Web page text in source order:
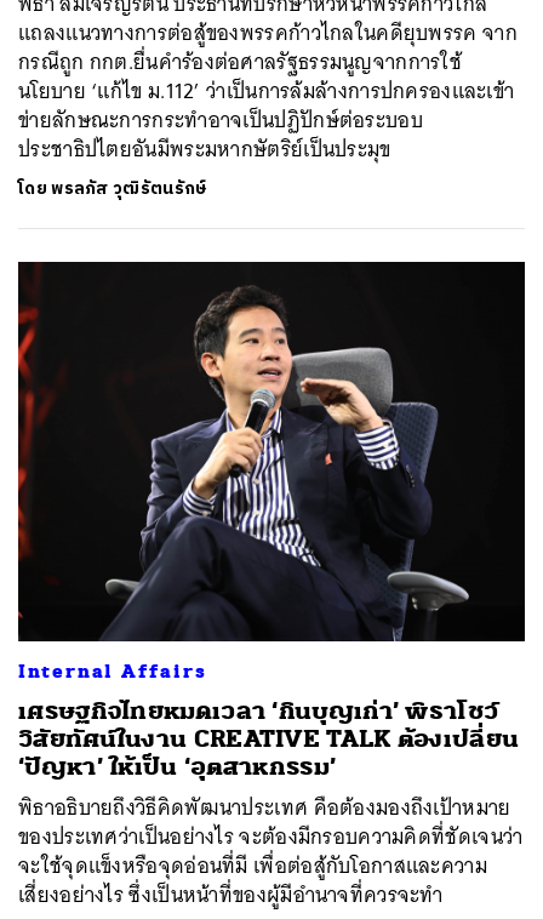
แถลงแนวทางการต่อสู้ของพรรคก้าวไกลในคดียุบพรรค จาก
กรณีถูก กกต.ยื่นคำร้องต่อศาลรัฐธรรมนูญจากการใช้
นโยบาย ‘แก้ไข ม.112’ ว่าเป็นการล้มล้างการปกครองและเข้า
ข่ายลักษณะการกระทำอาจเป็นปฏิปักษ์ต่อระบอบ
ประชาธิปไตยอันมีพระมหากษัตริย์เป็นประมุข
โดยพรลภัส วุฒิรัตนรักษ์
Internal Affairs
เศรษฐกิจไทยหมดเวลา ‘กินบุญเก่า’ พิธาโชว์
วิสัยทัศน์ในงาน CREATIVE TALK ต้องเปลี่ยน
‘ปัญหา’ ให้เป็น ‘อุตสาหกรรม’
พิธาอธิบายถึงวิธีคิดพัฒนาประเทศ คือต้องมองถึงเป้าหมาย
ของประเทศว่าเป็นอย่างไร จะต้องมีกรอบความคิดที่ชัดเจนว่า
จะใช้จุดแข็งหรือจุดอ่อนที่มี เพื่อต่อสู้กับโอกาสและความ
เสี่ยงอย่างไร ซึ่งเป็นหน้าที่ของผู้มีอำนาจที่ควรจะทำ